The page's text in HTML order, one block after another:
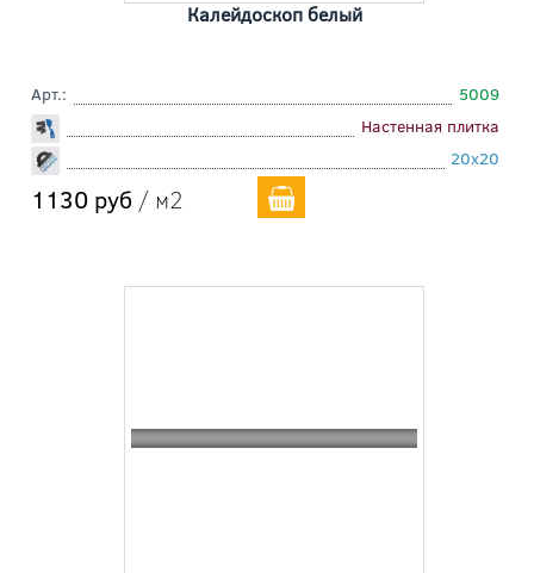
Калейдоскоп белый
Арт.:
5009
Настенная плитка
20x20
1130 руб / м2